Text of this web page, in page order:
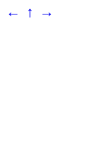
← ↑ →